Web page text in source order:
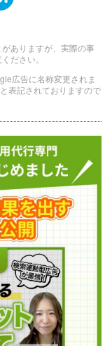
ありますが、実際の事
ださい。
広告に名称変更されま
表記されておりますので